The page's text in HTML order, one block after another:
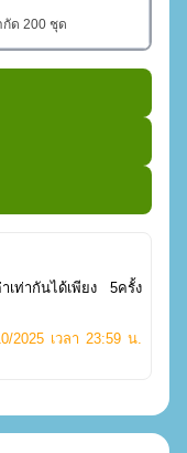
ด 200 ชุด
ท่ากันได้เพียง 5ครั้ง
2025 เวลา 23:59 น.